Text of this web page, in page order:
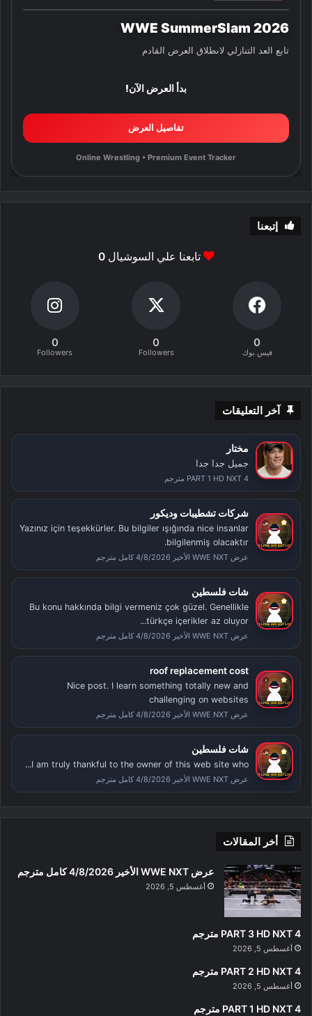
WWE SummerSlam 2026
تابع العد التنازلي لانطلاق العرض القادم
بدأ العرض الآن!
تفاصيل العرض
Online Wrestling • Premium Event Tracker
إتبعنا
تابعنا علي السوشيال0
0
فيس بوك
0
Followers
0
Followers
آخر التعليقات
مختار
جميل جدا جدا
PART 1 HD NXT 4 مترجم
شركات تشطيبات وديكور
Yazınız için teşekkürler. Bu bilgiler ışığında nice insanlar
bilgilenmiş olacaktır.
عرض WWE NXT الأخير 4/8/2026 كامل مترجم
شات فلسطين
Bu konu hakkında bilgi vermeniz çok güzel. Genellikle
türkçe içerikler az oluyor...
عرض WWE NXT الأخير 4/8/2026 كامل مترجم
roof replacement cost
Nice post. I learn something totally new and
challenging on websites
عرض WWE NXT الأخير 4/8/2026 كامل مترجم
شات فلسطين
I am truly thankful to the owner of this web site who...
عرض WWE NXT الأخير 4/8/2026 كامل مترجم
أخر المقالات
عرض WWE NXT الأخير 4/8/2026 كامل مترجم
أغسطس 5, 2026
PART 3 HD NXT 4 مترجم
أغسطس 5, 2026
PART 2 HD NXT 4 مترجم
أغسطس 5, 2026
PART 1 HD NXT 4 مترجم